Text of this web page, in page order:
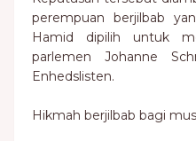
perempuan berjilbab
Hamid dipilih untuk
parlemen Johanne
Enhedslisten.
Hikmah berjilbab bagi